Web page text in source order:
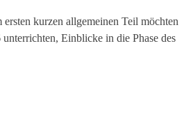
kurzen allgemeinen Teil möchten
Einblicke in die Phase des